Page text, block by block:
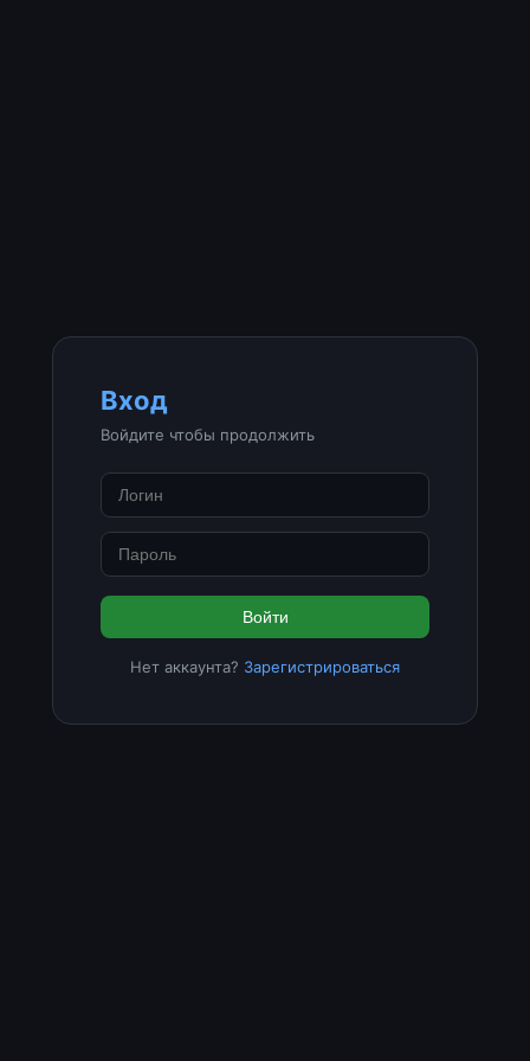
Вход
Войдите чтобы продолжить
Войти
Нет аккаунта? Зарегистрироваться